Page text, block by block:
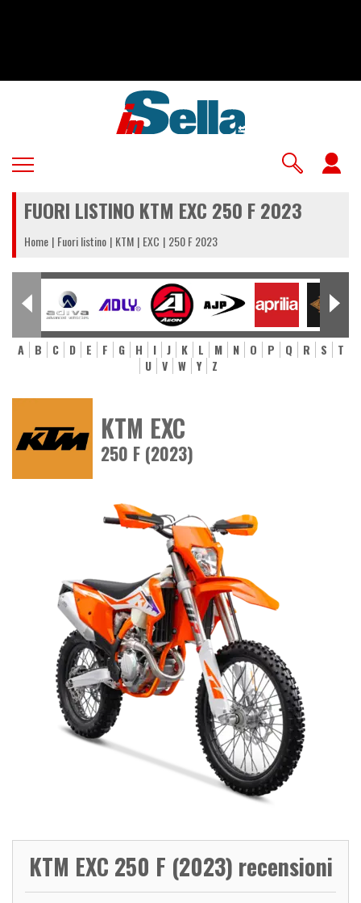
FUORI LISTINO KTM EXC 250 F 2023
Home Fuori listino KTM EXC 250 F 2023
A B C D E F G H I J K L M N O P Q R S
T
U
V W Y Z
KTM EXC
250 F (2023)
KTM EXC 250 F (2023) recensioni